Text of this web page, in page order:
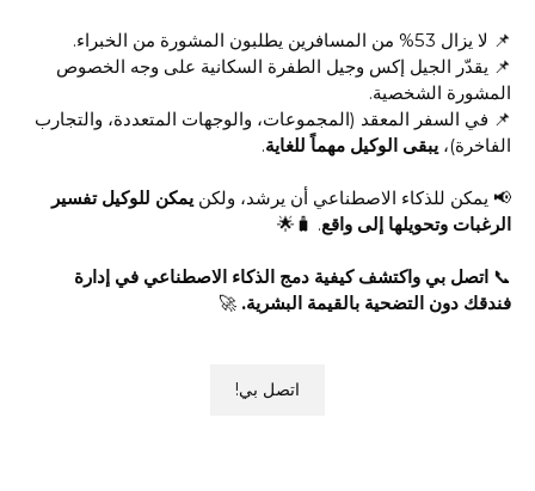
📌 لا يزال 53% من المسافرين يطلبون المشورة من الخبراء.
📌 يقدّر الجيل إكس وجيل الطفرة السكانية على وجه الخصوص
المشورة الشخصية.
📌 في السفر المعقد (المجموعات، والوجهات المتعددة، والتجارب
الفاخرة)، يبقى الوكيل مهماً للغاية.
📢 يمكن للذكاء الاصطناعي أن يرشد، ولكن يمكن للوكيل تفسير
الرغبات وتحويلها إلى واقع. 🧳🌟
📞 اتصل بي واكتشف كيفية دمج الذكاء الاصطناعي في إدارة
فندقك دون التضحية بالقيمة البشرية. 🚀
اتصل بي!